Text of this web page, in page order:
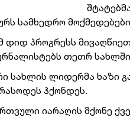
სამხედრო
დიდ პროგრესს
თეთრ
სახლის ლიდერმა ხაზი
ჰქონდეს.
იარაღის მქონე